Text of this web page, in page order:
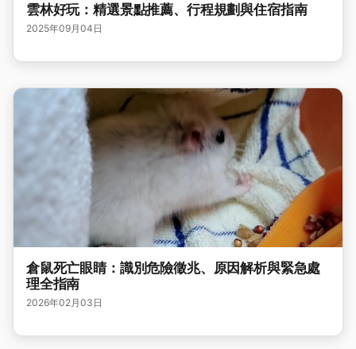
雲林好玩：精選景點推薦、行程規劃與住宿指南
2025年09月04日
倉鼠死亡眼睛：識別危險徵兆、原因解析與緊急處
理全指南
2026年02月03日